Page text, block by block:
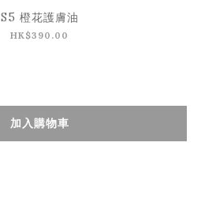
S5 橙花護膚油
HK$390.00
加入購物車